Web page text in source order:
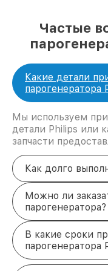
Частые
Какие детали
парогенератора
Мы используем
детали Philips или
запчасти
Как долго
Можно ли
парогенератора?
В какие сроки
парогенератора